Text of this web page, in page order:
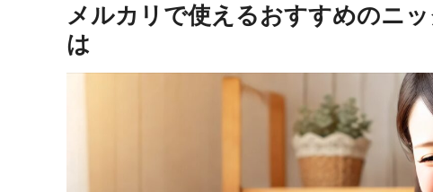
メルカリで使えるおすすめのニ
は